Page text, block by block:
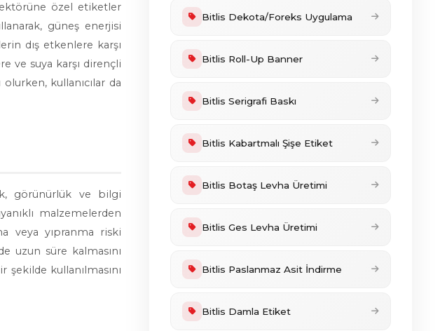
özel etiketler
güneş enerjisi
dış etkenlere karşı
ve suya karşı dirençli
kullanıcılar da
görünürlük ve bilgi
malzemelerden
veya yıpranma riski
uzun süre kalmasını
şekilde kullanılmasını
Bitlis Dekota/Foreks Uygulama
Bitlis Roll-Up Banner
Bitlis Serigrafi Baskı
Bitlis Kabartmalı Şişe Etiket
Bitlis Botaş Levha Üretimi
Bitlis Ges Levha Üretimi
Bitlis Paslanmaz Asit İndirme
Bitlis Damla Etiket